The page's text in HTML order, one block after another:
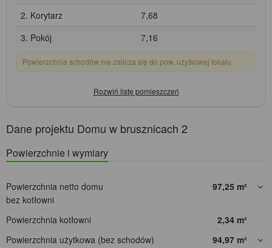
2. Korytarz
7,68
3. Pokój
7,16
Powierzchnia schodów nie zalicza się do pow. użytkowej lokalu
Dane projektu Domu w brusznicach 2
Powierzchnie i wymiary
Powierzchnia netto domu
bez kotłowni
97,25 m²
Powierzchnia kotłowni 2,34 m²
Powierzchnia użytkowa (bez schodów)
94,97 m²